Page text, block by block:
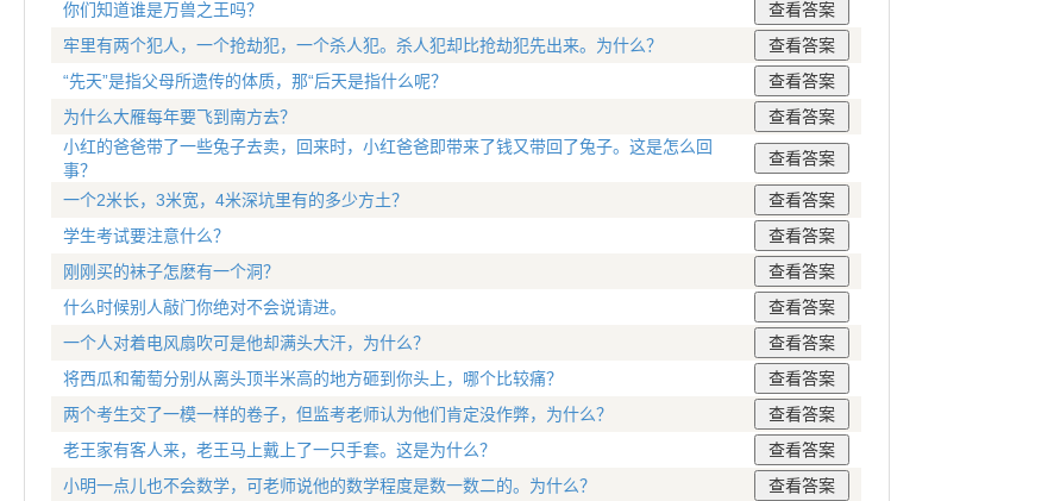
你们知道谁是万兽之王吗？
牢里有两个犯人，一个抢劫犯，一个杀人犯。杀人犯却比抢劫犯先出来。为什么？
“先天”是指父母所遗传的体质，那“后天是指什么呢？
为什么大雁每年要飞到南方去？
小红的爸爸带了一些兔子去卖，回来时，小红爸爸即带来了钱又带回了兔子。这是怎么回
事？
一个2米长，3米宽，4米深坑里有的多少方土？
学生考试要注意什么？
刚刚买的袜子怎麽有一个洞？
什么时候别人敲门你绝对不会说请进。
一个人对着电风扇吹可是他却满头大汗，为什么？
将西瓜和葡萄分别从离头顶半米高的地方砸到你头上，哪个比较痛？
两个考生交了一模一样的卷子，但监考老师认为他们肯定没作弊，为什么？
老王家有客人来，老王马上戴上了一只手套。这是为什么？
小明一点儿也不会数学，可老师说他的数学程度是数一数二的。为什么？